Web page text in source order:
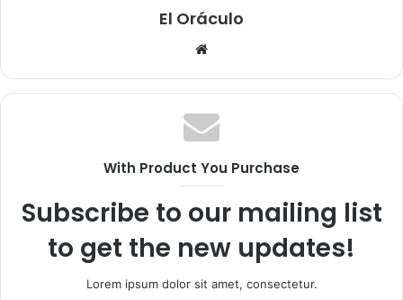
El Oráculo
Sitio
With Product You Purchase
Subscribe to our mailing list
to get the new updates!
Lorem ipsum dolor sit amet, consectetur.